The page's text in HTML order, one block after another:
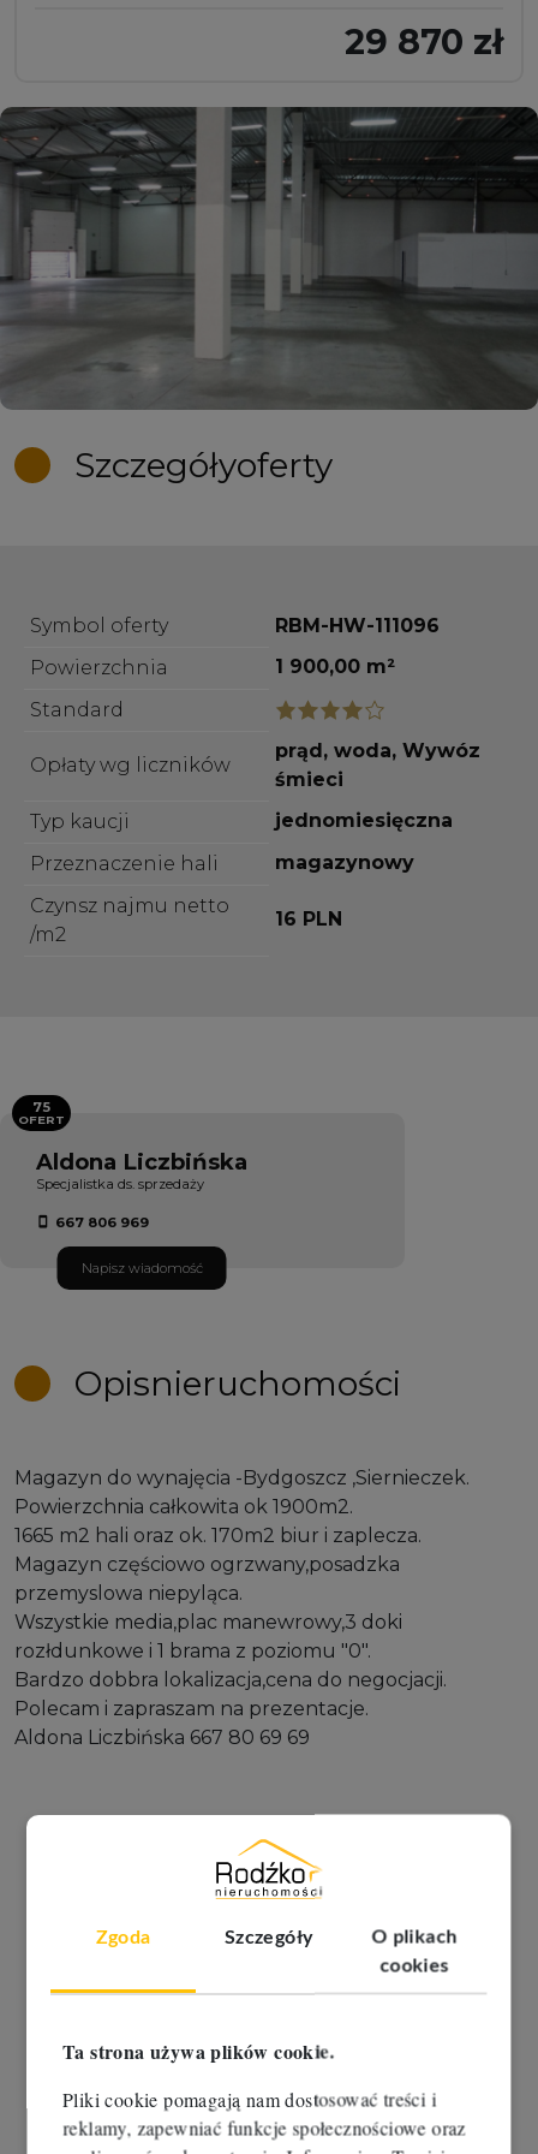
Zgoda Szczegóły
O plikach
cookies
Ta strona używa plików cookie.
Pliki cookie pomagają nam dostosować treści i
reklamy, zapewniać funkcje społecznościowe oraz
29 870 zł
Szczegółyoferty
Symbol oferty
RBM-HW-111096
Powierzchnia
1 900,00 m²
Standard
Opłaty wg liczników
prąd, woda, Wywóz
śmieci
Typ kaucji
jednomiesięczna
Przeznaczenie hali
magazynowy
Czynsz najmu netto
/m2
16 PLN
Aldona Liczbińska
Specjalistka ds. sprzedaży
667 806 969
Napisz wiadomość
75
OFERT
Opisnieruchomości
Magazyn do wynajęcia -Bydgoszcz ,Siernieczek.
Powierzchnia całkowita ok 1900m2.
1665 m2 hali oraz ok. 170m2 biur i zaplecza.
Magazyn częściowo ogrzwany,posadzka
przemyslowa niepyląca.
Wszystkie media,plac manewrowy,3 doki
rozłdunkowe i 1 brama z poziomu "0".
Bardzo dobbra lokalizacja,cena do negocjacji.
Polecam i zapraszam na prezentacje.
Aldona Liczbińska 667 80 69 69